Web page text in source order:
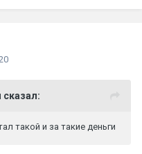
сказал:
такой и за такие деньги